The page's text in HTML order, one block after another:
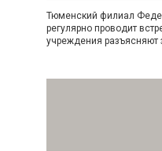
Тюменский филиал
регулярно проводит
учреждения